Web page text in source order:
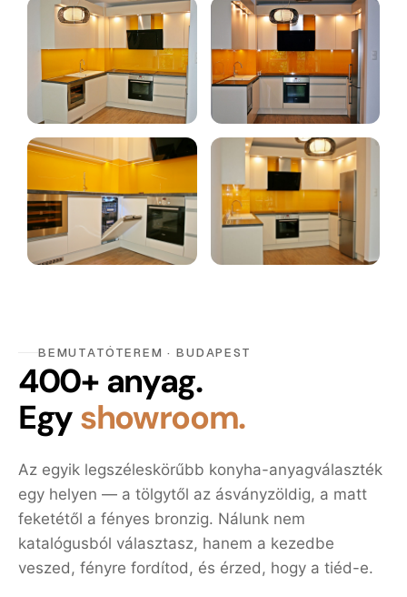
BEMUTATÓTEREM · BUDAPEST
400+ anyag.
Egyshowroom.
Az egyik legszéleskörűbb konyha-anyagválaszték
egy helyen — a tölgytől az ásványzöldig, a matt
feketétől a fényes bronzig. Nálunk nem
katalógusból választasz, hanem a kezedbe
veszed, fényre fordítod, és érzed, hogy a tiéd-e.